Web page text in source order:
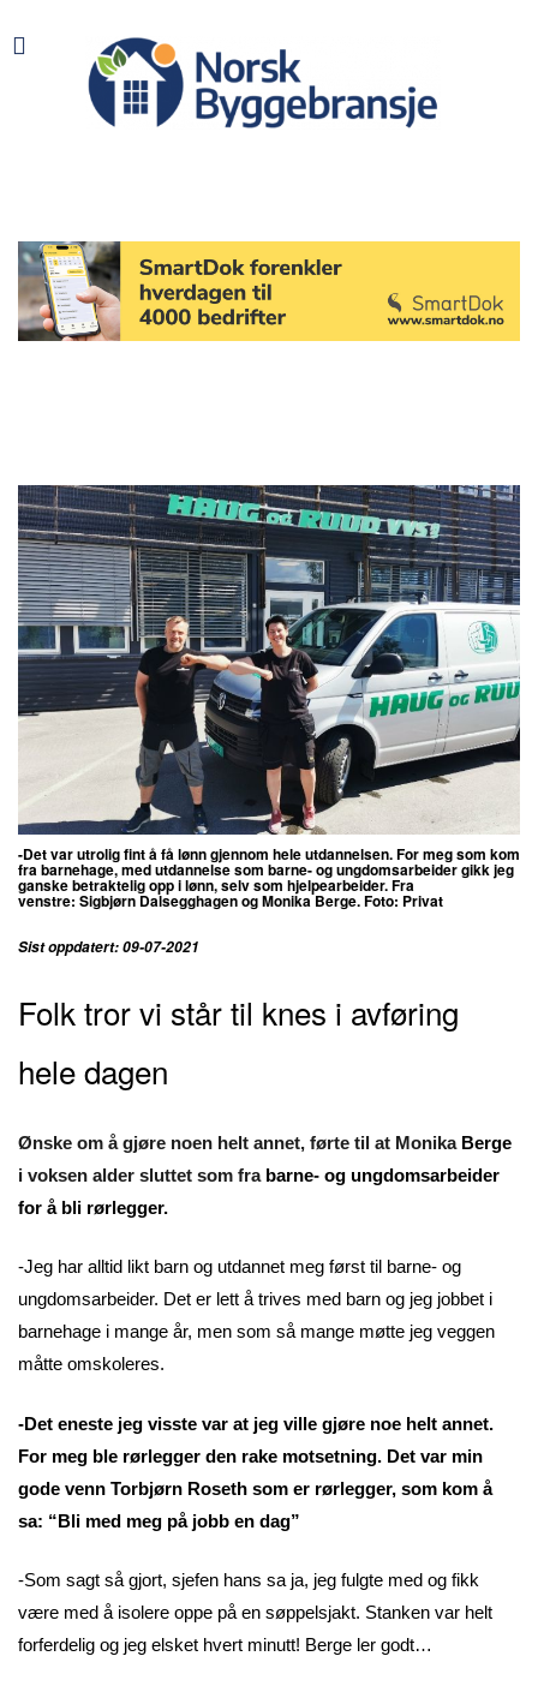
-Det var utrolig fint å få lønn gjennom hele utdannelsen. For meg som kom
fra barnehage, med utdannelse som barne- og ungdomsarbeider gikk jeg
ganske betraktelig opp i lønn, selv som hjelpearbeider. Fra
venstre: Sigbjørn Dalsegghagen og Monika Berge. Foto: Privat
Sist oppdatert: 09-07-2021
Folk tror vi står til knes i avføring
hele dagen
Ønske om å gjøre noen helt annet, førte til at Monika Berge
i voksen alder sluttet som frabarne- og ungdomsarbeider
for å bli rørlegger.
-Jeg har alltid likt barn og utdannet meg først til barne- og
ungdomsarbeider. Det er lett å trives med barn og jeg jobbet i
barnehage i mange år, men som så mange møtte jeg veggen
måtte omskoleres.
-Det eneste jeg visste var at jeg ville gjøre noe helt annet.
For meg ble rørlegger den rake motsetning. Det var min
gode venn Torbjørn Roseth som er rørlegger, som kom å
sa: “Bli med meg på jobb en dag”
-Som sagt så gjort, sjefen hans sa ja, jeg fulgte med og fikk
være med å isolere oppe på en søppelsjakt. Stanken var helt
forferdelig og jeg elsket hvert minutt! Berge ler godt…